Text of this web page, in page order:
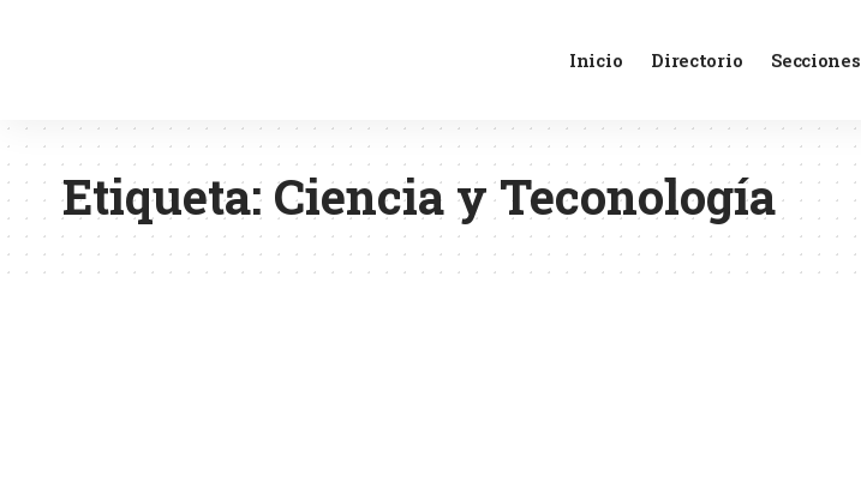
Inicio Directorio Secciones
Etiqueta: Ciencia y Teconología